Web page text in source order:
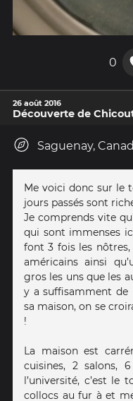
0
26 août 2016
Découverte de
Saguenay,
Me voici donc sur le
jours passés sont
Je comprends vite
qui sont immenses
font 3 fois les nôtres,
américains ainsi
gros les uns que les
y a suffisamment de
sa maison, on se
!
La maison est
cuisines, 2 salons,
l’université, c’est le
collocs au fur à et